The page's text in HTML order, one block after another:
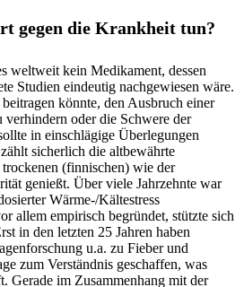
gegen die Krankheit tun?
weltweit kein Medikament, dessen
Studien eindeutig nachgewiesen wäre.
könnte, den Ausbruch einer
oder die Schwere der
in einschlägige Überlegungen
sicherlich die altbewährte
(finnischen) wie der
genießt. Über viele Jahrzehnte war
Wärme-/Kältestress
allem empirisch begründet, stützte sich
in den letzten 25 Jahren haben
u.a. zu Fieber und
zum Verständnis geschaffen, was
Gerade im Zusammenhang mit der